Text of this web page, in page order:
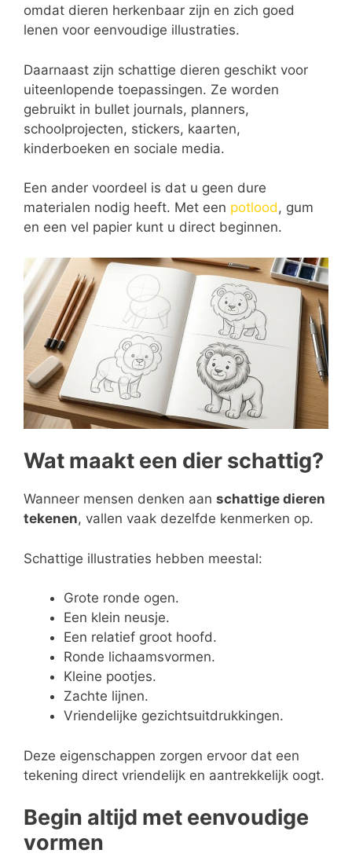
omdat dieren herkenbaar zijn en zich goed
lenen voor eenvoudige illustraties.
Daarnaast zijn schattige dieren geschikt voor
uiteenlopende toepassingen. Ze worden
gebruikt in bullet journals, planners,
schoolprojecten, stickers, kaarten,
kinderboeken en sociale media.
Een ander voordeel is dat u geen dure
materialen nodig heeft. Met een potlood, gum
en een vel papier kunt u direct beginnen.
Wat maakt een dier schattig?
Wanneer mensen denken aan schattige dieren
tekenen, vallen vaak dezelfde kenmerken op.
Schattige illustraties hebben meestal:
Grote ronde ogen.
Een klein neusje.
Een relatief groot hoofd.
Ronde lichaamsvormen.
Kleine pootjes.
Zachte lijnen.
Vriendelijke gezichtsuitdrukkingen.
Deze eigenschappen zorgen ervoor dat een
tekening direct vriendelijk en aantrekkelijk oogt.
Begin altijd met eenvoudige
vormen